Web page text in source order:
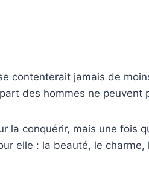
contenterait jamais de
des hommes ne peuvent
la conquérir, mais une fois
elle : la beauté, le charme,